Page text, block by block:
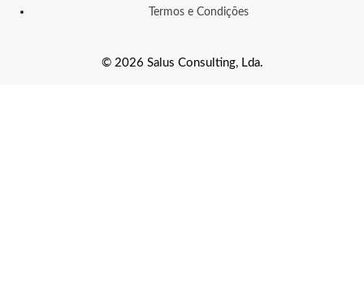
Termos e Condições
© 2026 Salus Consulting, Lda.